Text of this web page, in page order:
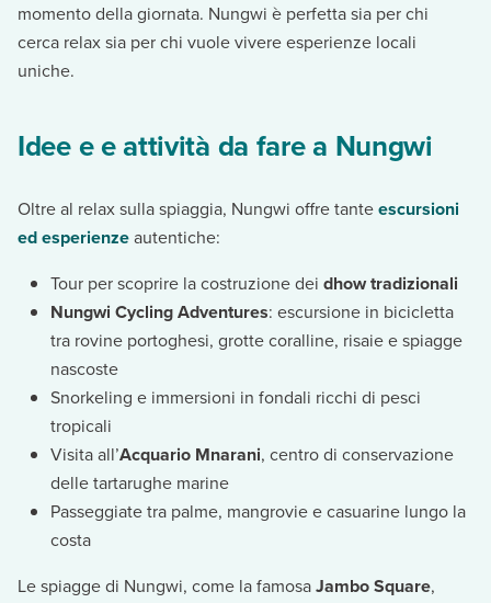
momento della giornata. Nungwi è perfetta sia per chi
cerca relax sia per chi vuole vivere esperienze locali
uniche.
Idee e e attività da fare a Nungwi
Oltre al relax sulla spiaggia, Nungwi offre tanteescursioni
ed esperienzeautentiche:
Tour per scoprire la costruzione dei dhow tradizionali
Nungwi Cycling Adventures: escursione in bicicletta
tra rovine portoghesi, grotte coralline, risaie e spiagge
nascoste
Snorkeling e immersioni in fondali ricchi di pesci
tropicali
Visita all’Acquario Mnarani, centro di conservazione
delle tartarughe marine
Passeggiate tra palme, mangrovie e casuarine lungo la
costa
Le spiagge di Nungwi, come la famosaJambo Square,